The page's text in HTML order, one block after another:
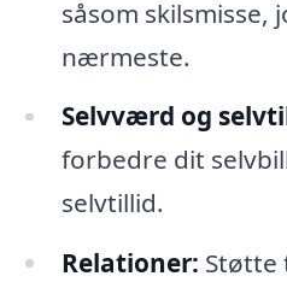
såsom skilsmisse,
nærmeste.
Selvværd og
forbedre dit
selvtillid.
Relationer: Støtte